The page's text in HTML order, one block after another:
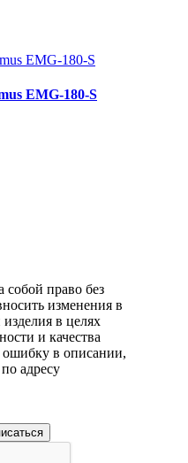
EMG-180-S
собой право без
изменения в
в целях
и качества
ошибку в описании,
адресу